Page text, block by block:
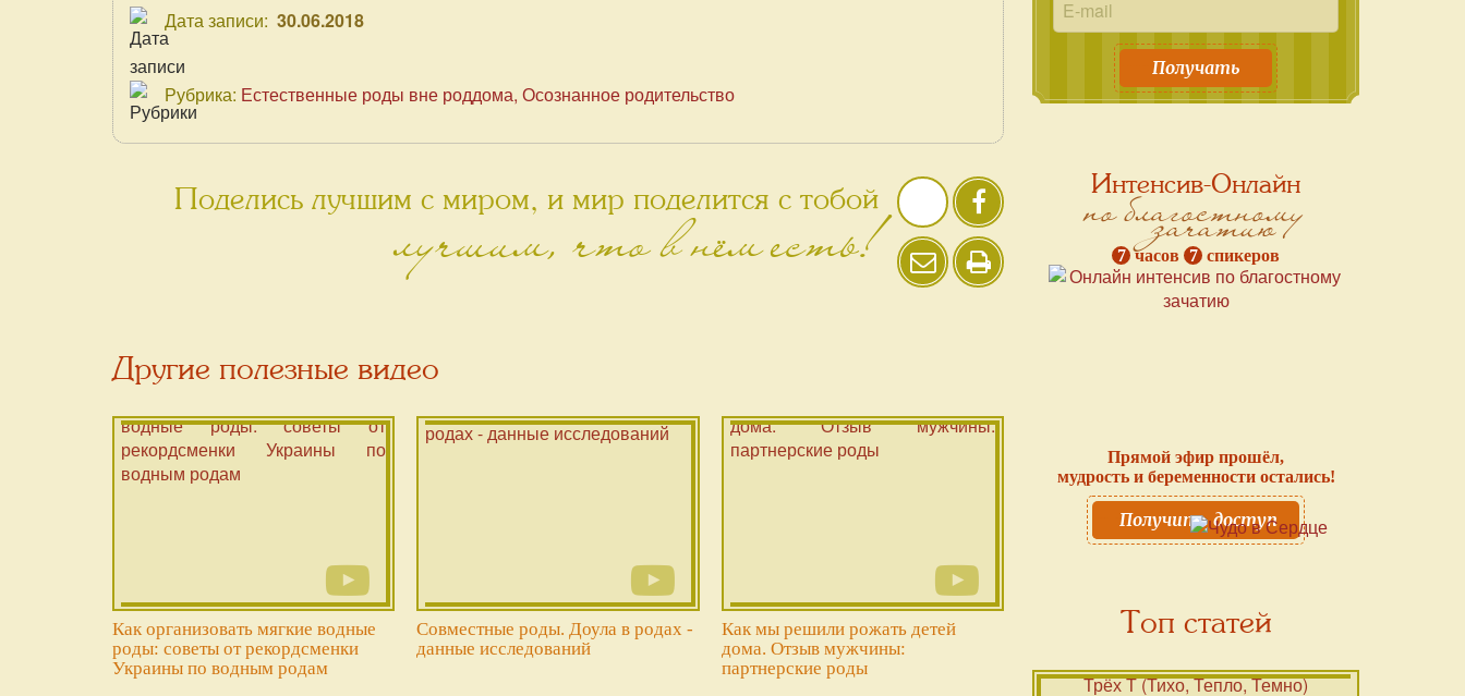
Дата записи: 30.06.2018
Рубрика: Естественные роды вне роддома Осознанное родительство
Поделись лучшим с миром, и мир поделится с тобой
лучшим, что в нём есть!
Другие полезные видео
Как организовать мягкие водные
роды: советы от рекордсменки
Украины по водным родам
Совместные роды. Доула в родах -
данные исследований
Как мы решили рожать детей
дома. Отзыв мужчины:
партнерские роды
Получать
Интенсив-Онлайн
по благостному
зачатию
7 часов 7 спикеров
Прямой эфир прошёл,
мудрость и беременности остались!
Получить доступ
Топ статей